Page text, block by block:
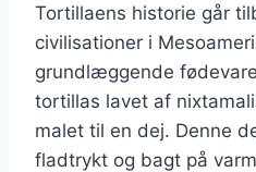
Tortillaens historie går
civilisationer i
grundlæggende
tortillas lavet af
malet til en dej. Denne
fladtrykt og bagt på